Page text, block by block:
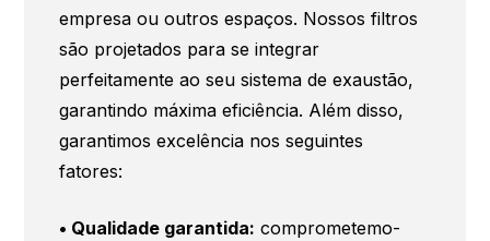
empresa ou outros espaços. Nossos filtros
são projetados para se integrar
perfeitamente ao seu sistema de exaustão,
garantindo máxima eficiência. Além disso,
garantimos excelência nos seguintes
fatores:
• Qualidade garantida: comprometemo-